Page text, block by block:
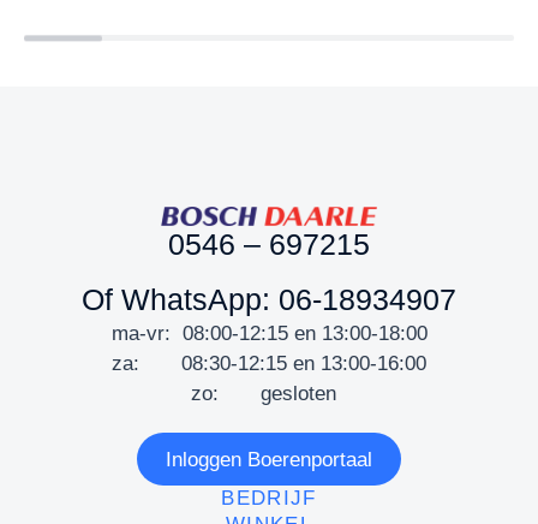
0546 – 697215
Of WhatsApp: 06-18934907
ma-vr: 08:00-12:15 en 13:00-18:00
za: 08:30-12:15 en 13:00-16:00
zo: gesloten
Inloggen Boerenportaal
BEDRIJF